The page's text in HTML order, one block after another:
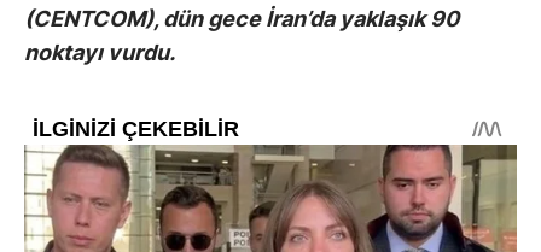
(CENTCOM), dün gece İran’da yaklaşık 90
noktayı vurdu.